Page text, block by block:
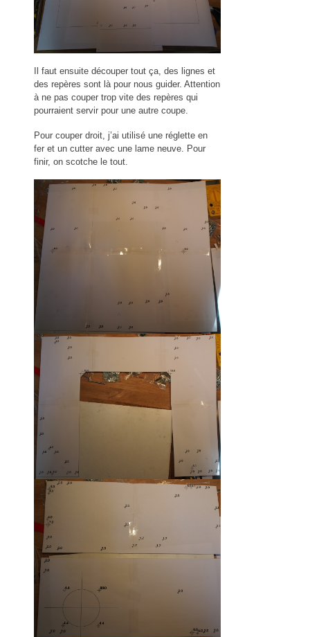
Il faut ensuite découper tout ça, des lignes et
des repères sont là pour nous guider. Attention
à ne pas couper trop vite des repères qui
pourraient servir pour une autre coupe.
Pour couper droit, j’ai utilisé une réglette en
fer et un cutter avec une lame neuve. Pour
finir, on scotche le tout.